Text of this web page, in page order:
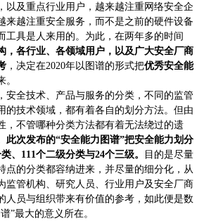
以及重点行业用户，越来越注重网络安全企
来越注重安全服务，而不是之前的硬件设备
工具是人来用的。为此，在两年多的时间
，各行业、各领域用户，以及广大安全厂商
，决定在2020年以图谱的形式把优秀安全能
。
安全技术、产品与服务的分类，不同的监管
的技术领域，都有着各自的划分方法。但由
，不管哪种分类方法都有着无法绕过的遗
此次发布的“安全能力图谱”把安全能力划分
、111个二级分类与24个三级。
目的是尽量
点的分类都容纳进来，并尽量的细分化，从
监管机构、研究人员、行业用户及安全厂商
人员与组织带来有价值的参考，如此便是数
”最大的意义所在。